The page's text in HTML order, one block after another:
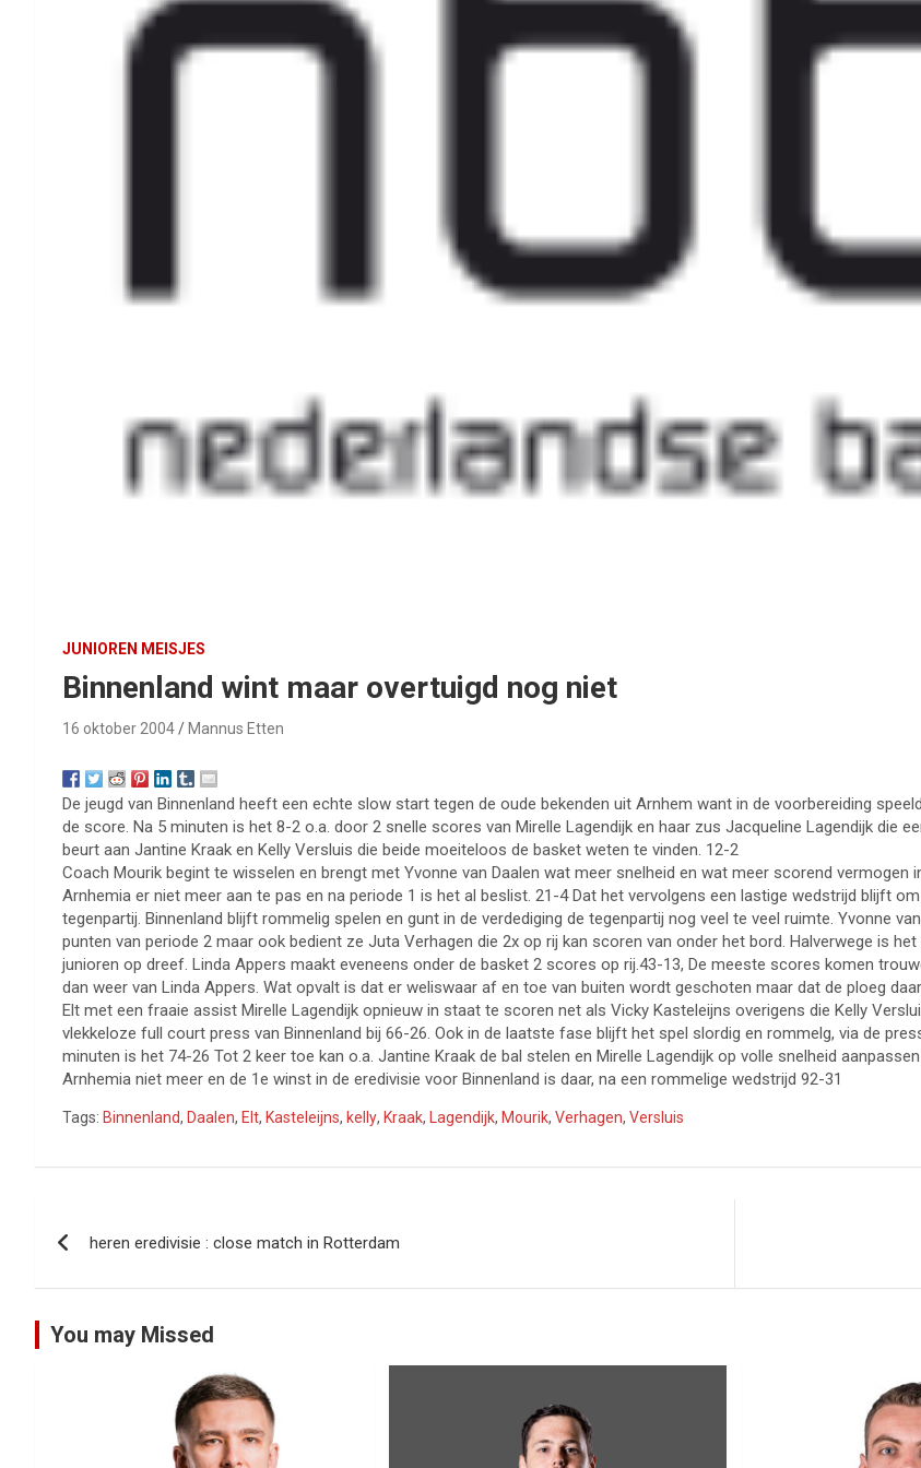
JUNIOREN MEISJES
Binnenland wint maar overtuigd nog niet
16 oktober 2004 Mannus Etten
De jeugd van Binnenland heeft een echte slow start tegen de oude bekenden uit Arnhem want in de voorbereiding
de score. Na 5 minuten is het 8-2 o.a. door 2 snelle scores van Mirelle Lagendijk en haar zus Jacqueline Lagendijk die
beurt aan Jantine Kraak en Kelly Versluis die beide moeiteloos de basket weten te vinden. 12-2
Coach Mourik begint te wisselen en brengt met Yvonne van Daalen wat meer snelheid en wat meer scorend
Arnhemia er niet meer aan te pas en na periode 1 is het al beslist. 21-4 Dat het vervolgens een lastige wedstrijd blijft
tegenpartij. Binnenland blijft rommelig spelen en gunt in de verdediging de tegenpartij nog veel te veel ruimte. Yvonne
punten van periode 2 maar ook bedient ze Juta Verhagen die 2x op rij kan scoren van onder het bord. Halverwege is
junioren op dreef. Linda Appers maakt eveneens onder de basket 2 scores op rij.43-13, De meeste scores komen
dan weer van Linda Appers. Wat opvalt is dat er weliswaar af en toe van buiten wordt geschoten maar dat de ploeg
Elt met een fraaie assist Mirelle Lagendijk opnieuw in staat te scoren net als Vicky Kasteleijns overigens die Kelly
vlekkeloze full court press van Binnenland bij 66-26. Ook in de laatste fase blijft het spel slordig en rommelg, via de
minuten is het 74-26 Tot 2 keer toe kan o.a. Jantine Kraak de bal stelen en Mirelle Lagendijk op volle snelheid
Arnhemia niet meer en de 1e winst in de eredivisie voor Binnenland is daar, na een rommelige wedstrijd 92-31
Tags: Binnenland, Daalen, Elt, Kasteleijns, kelly, Kraak, Lagendijk, Mourik, Verhagen, Versluis
navigatie
heren eredivisie : close match in Rotterdam
You may Missed